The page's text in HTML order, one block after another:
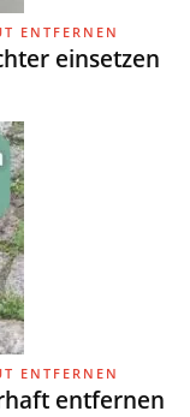
ENTFERNEN
einsetzen
ENTFERNEN
entfernen